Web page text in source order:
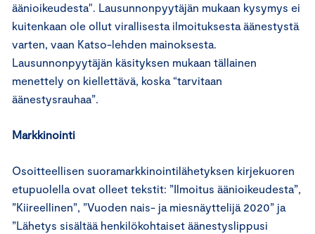
äänioikeudesta". Lausunnonpyytäjän mukaan kysymys ei
kuitenkaan ole ollut virallisesta ilmoituksesta äänestystä
varten, vaan Katso-lehden mainoksesta.
Lausunnonpyytäjän käsityksen mukaan tällainen
menettely on kiellettävä, koska “tarvitaan
äänestysrauhaa”.
Markkinointi
Osoitteellisen suoramarkkinointilähetyksen kirjekuoren
etupuolella ovat olleet tekstit: ”Ilmoitus äänioikeudesta”,
”Kiireellinen”, ”Vuoden nais- ja miesnäyttelijä 2020” ja
”Lähetys sisältää henkilökohtaiset äänestyslippusi